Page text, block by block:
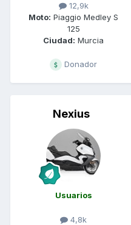
12,9k
Moto: Piaggio Medley S
125
Ciudad: Murcia
Donador
Nexius
Usuarios
4,8k